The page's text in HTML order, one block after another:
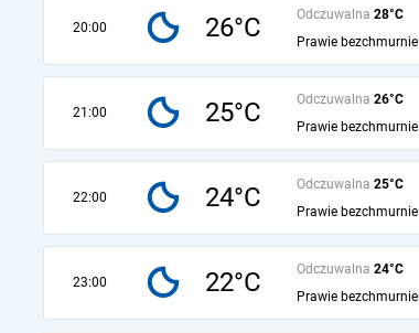
20:00 26°C Odczuwalna 28°C
Prawie bezchmurnie
21:00 25°C Odczuwalna 26°C
Prawie bezchmurnie
22:00 24°C Odczuwalna 25°C
Prawie bezchmurnie
23:00 22°C Odczuwalna 24°C
Prawie bezchmurnie